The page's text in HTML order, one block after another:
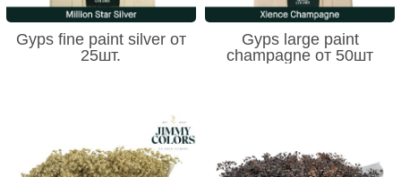
Gyps fine paint silver от
25шт.
Gyps large paint
champagne от 50шт